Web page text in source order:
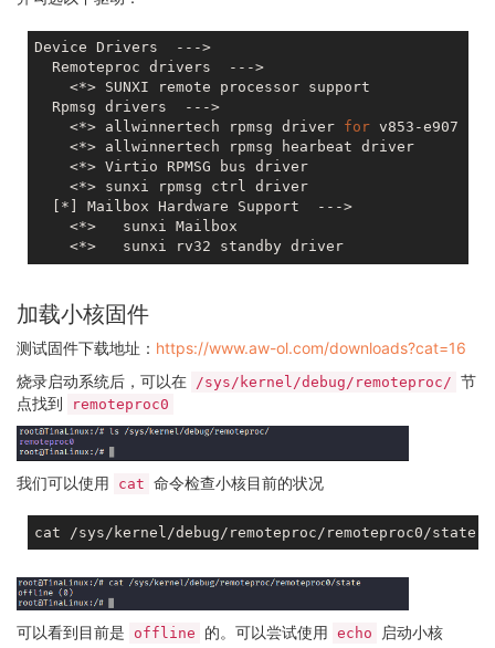
    };
e907_rproc: e907_rproc@
    compatible =
"allwinner,sun8iw21p1-e907-rproc"
    clock-frequency = <
600000000 >;
    memory-region = <&e907_dram>, <&vdev0buffer>,
                    <&vdev0vring0>, <&vdev0vring1>;
    mboxes = <&msgbox
>;
    mbox-names =
"mbox-chan"
    iommus = <&mmu_aw
5 >;
/* DDR for e907  */
        <
0x48000000 0x00400000 0x48000000
>;
    core-name =
"sun8iw21p1-e907";
    firmware-name =
"melis-elf";
    status =
"okay"
rpbuf_controller0: rpbuf_controller@0 {
    compatible =
"allwinner,rpbuf-controller"
    ctrl_id = <
0>; /* index of /dev/rpbuf_ctrl */
    iommus = <&mmu_aw
5 1>;
};
    compatible =
"allwinner,rpbuf-sample";
Device Drivers  --->
  Remoteproc drivers  --->
    <*> SUNXI remote processor support
  Rpmsg drivers  --->
    <*> allwinnertech rpmsg driver
for v853-e907
    <*> allwinnertech rpmsg hearbeat driver
    <*> Virtio RPMSG bus driver
    <*> sunxi rpmsg ctrl driver
  [*] Mailbox Hardware Support  --->
    <*>   sunxi Mailbox
加载小核固件
测试固件下载地址： https://www.aw-ol.com/downloads?cat=16
烧录启动系统后，可以在 /sys/kernel/debug/remoteproc/ 节
点找到
remoteproc0
我们可以使用 cat 命令检查小核目前的状况
可以看到目前是 offline 的。可以尝试使用 echo 启动小核